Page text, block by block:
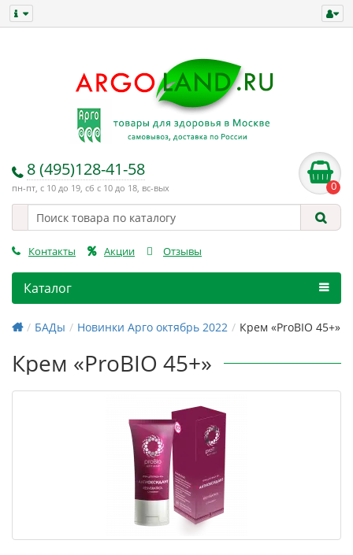
8 (495)128-41-58
пн-пт, с 10 до 19, сб с 10 до 18, вс-вых 0
Контакты Акции Отзывы
Каталог
БАДы Новинки Арго октябрь 2022 Крем «РroBIO 45+»
Крем «РroBIO 45+»